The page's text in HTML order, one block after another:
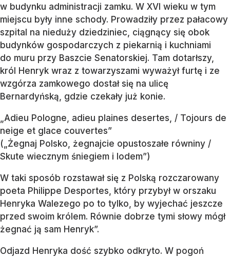
w budynku administracji zamku. W XVI wieku w tym
miejscu były inne schody. Prowadziły przez pałacowy
szpital na nieduży dziedziniec, ciągnący się obok
budynków gospodarczych z piekarnią i kuchniami
do muru przy Baszcie Senatorskiej. Tam dotarłszy,
król Henryk wraz z towarzyszami wyważył furtę i ze
wzgórza zamkowego dostał się na ulicę
Bernardyńską, gdzie czekały już konie.
„Adieu Pologne, adieu plaines desertes, / Tojours de
neige et glace couvertes”
(„Żegnaj Polsko, żegnajcie opustoszałe równiny /
Skute wiecznym śniegiem i lodem”)
W taki sposób rozstawał się z Polską rozczarowany
poeta Philippe Desportes, który przybył w orszaku
Henryka Walezego po to tylko, by wyjechać jeszcze
przed swoim królem. Równie dobrze tymi słowy mógł
żegnać ją sam Henryk”.
Odjazd Henryka dość szybko odkryto. W pogoń